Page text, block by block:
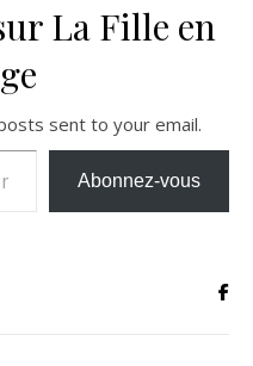
La Fille en
sent to your email.
Abonnez-vous